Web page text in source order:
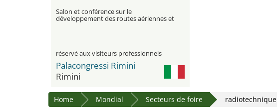
Salon et conférence sur le
développement des routes aériennes et
la planification des réseaux
réservé aux visiteurs professionnels
Palacongressi Rimini
Rimini
Home Mondial Secteurs de foire radiotechnique